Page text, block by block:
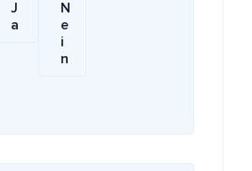
J
a
N
e
i
n